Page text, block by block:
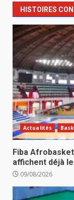
HISTOIRES
Actualités
Fiba
affichent déjà
09/08/2026